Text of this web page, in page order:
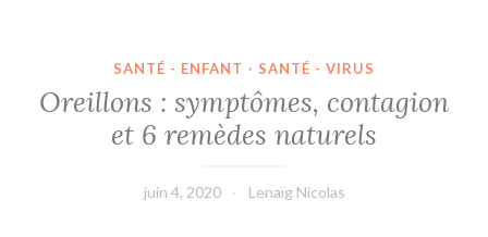
SANTÉ - ENFANT · SANTÉ - VIRUS
Oreillons : symptômes, contagion
et 6 remèdes naturels
juin 4, 2020 Lenaïg Nicolas